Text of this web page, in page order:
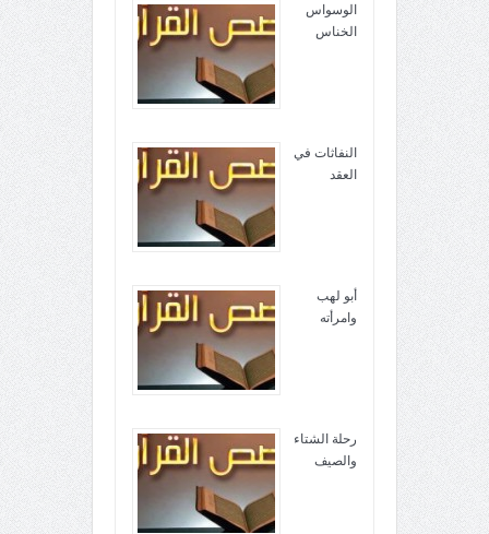
الوسواس
الخناس
النفاثات في
العقد
أبو لهب
وامرأته
رحلة الشتاء
والصيف